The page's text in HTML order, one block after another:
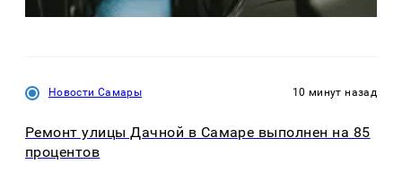
Новости Самары 10 минут назад
Ремонт улицы Дачной в Самаре выполнен на 85
процентов